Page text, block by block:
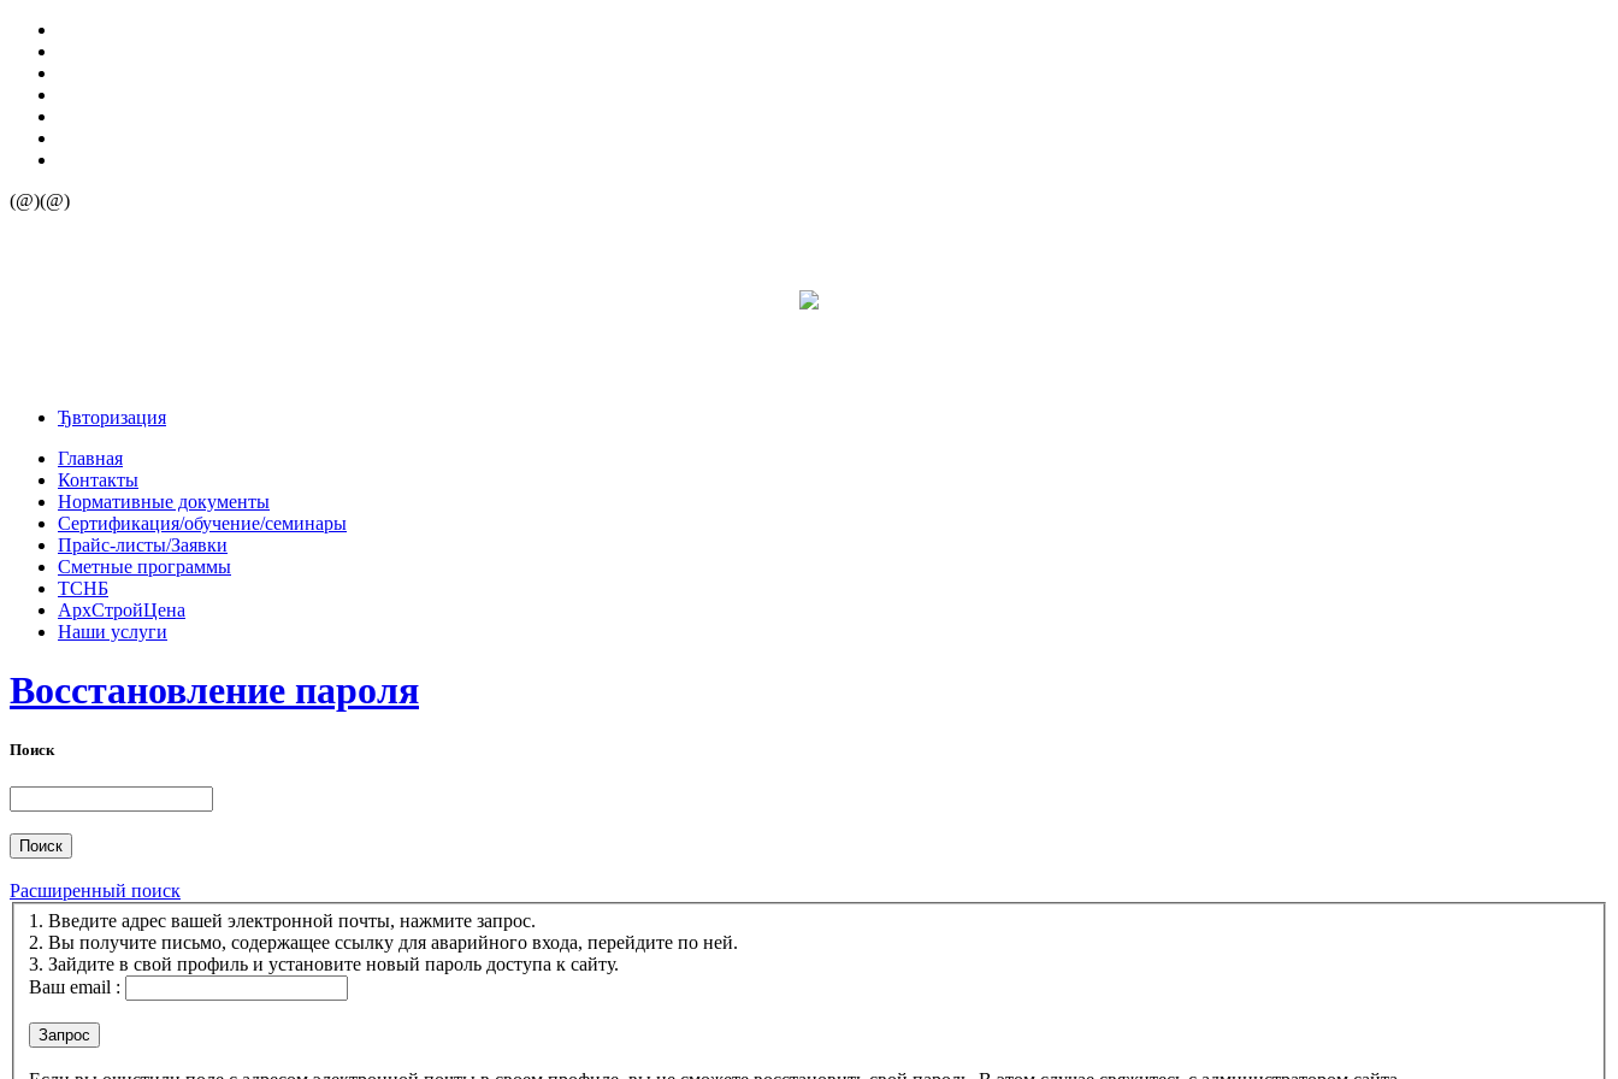
(@)(@)
Ђвторизация
Главная
Контакты
Нормативные документы
Сертификация/обучение/семинары
Прайс-листы/Заявки
Сметные программы
ТСНБ
АрхСтройЦена
Наши услуги
Восстановление пароля
Поиск
Расширенный поиск
1. Введите адрес вашей электронной почты, нажмите запрос.
2. Вы получите письмо, содержащее ссылку для аварийного входа, перейдите по ней.
3. Зайдите в свой профиль и установите новый пароль доступа к сайту.
Ваш email :